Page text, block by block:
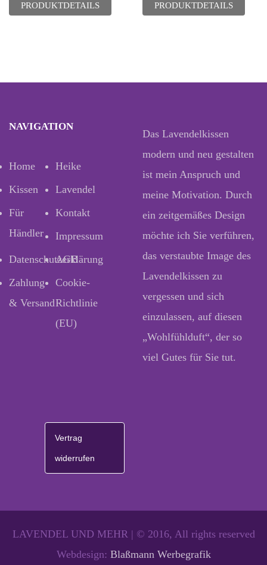
PRODUKTDETAILS PRODUKTDETAILS
NAVIGATION
Home
Heike
Kissen
Lavendel
Für
Händler
Kontakt
Impressum
Datenschutzerklärung
AGB
Zahlung
& Versand
Cookie-
Richtlinie
(EU)
Das Lavendelkissen
modern und neu gestalten
ist mein Anspruch und
meine Motivation. Durch
ein zeitgemäßes Design
möchte ich Sie verführen,
das verstaubte Image des
Lavendelkissen zu
vergessen und sich
einzulassen, auf diesen
„Wohlfühlduft“, der so
viel Gutes für Sie tut.
Vertrag
widerrufen
LAVENDEL UND MEHR | © 2016, All rights reserved
Webdesign: Blaßmann Werbegrafik